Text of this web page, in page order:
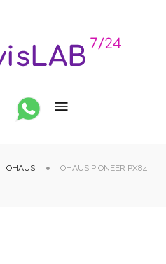
OHAUS
OHAUS PIONEER PX84